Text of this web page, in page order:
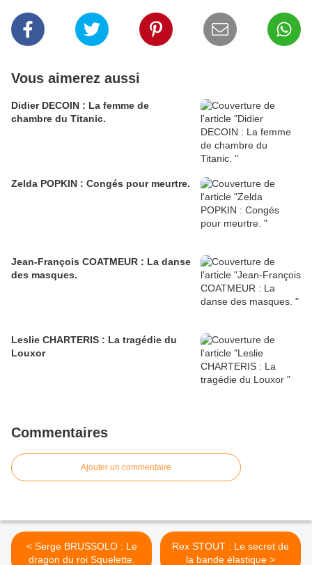
Vous aimerez aussi
Didier DECOIN : La femme de
chambre du Titanic.
Zelda POPKIN : Congés pour meurtre.
Jean-François COATMEUR : La danse
des masques.
Leslie CHARTERIS : La tragédie du
Louxor
Commentaires
Ajouter un commentaire
< Serge BRUSSOLO : Le
dragon du roi Squelette.
Rex STOUT : Le secret de
la bande élastique >